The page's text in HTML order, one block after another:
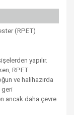
(RPET)
yapılır.
RPET
ve halihazırda
geri
ancak daha çevre